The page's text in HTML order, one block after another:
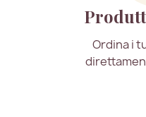
Ordina i